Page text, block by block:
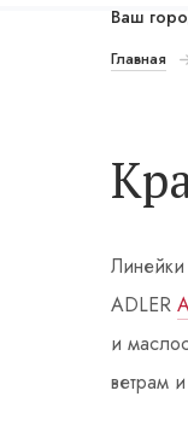
Ваш
Главная
ADLER
и
ветрам